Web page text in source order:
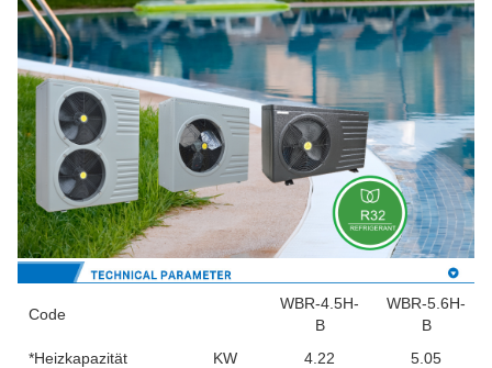
Code
WBR-4.5H-
B
WBR-5.6H-
B
*Heizkapazität
KW 4.22
5.05